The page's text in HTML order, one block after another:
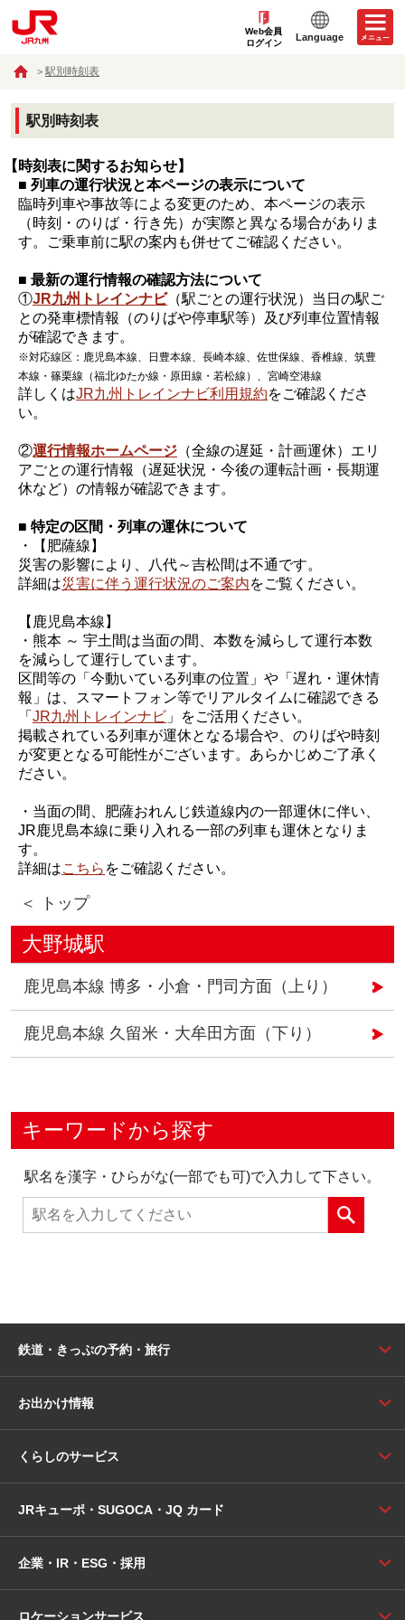
Web会員
ログイン
Language
駅別時刻表
駅別時刻表
【時刻表に関するお知らせ】
■ 列車の運行状況と本ページの表示について
臨時列車や事故等による変更のため、本ページの表示
（時刻・のりば・行き先）が実際と異なる場合がありま
す。ご乗車前に駅の案内も併せてご確認ください。
■ 最新の運行情報の確認方法について
①JR九州トレインナビ（駅ごとの運行状況）当日の駅ご
との発車標情報（のりばや停車駅等）及び列車位置情報
が確認できます。
※対応線区：鹿児島本線、日豊本線、長崎本線、佐世保線、香椎線、筑豊
本線・篠栗線（福北ゆたか線・原田線・若松線）、宮崎空港線
詳しくはJR九州トレインナビ利用規約をご確認くださ
い。
②運行情報ホームページ （全線の遅延・計画運休）エリ
アごとの運行情報（遅延状況・今後の運転計画・長期運
休など）の情報が確認できます。
■ 特定の区間・列車の運休について
・【肥薩線】
災害の影響により、八代～吉松間は不通です。
詳細は災害に伴う運行状況のご案内をご覧ください。
【鹿児島本線】
・熊本 ～ 宇土間は当面の間、本数を減らして運行本数
を減らして運行しています。
区間等の「今動いている列車の位置」や「遅れ・運休情
報」は、スマートフォン等でリアルタイムに確認できる
「JR九州トレインナビ 」をご活用ください。
掲載されている列車が運休となる場合や、のりばや時刻
が変更となる可能性がございます。あらかじめご了承く
ださい。
・当面の間、肥薩おれんじ鉄道線内の一部運休に伴い、
JR鹿児島本線に乗り入れる一部の列車も運休となりま
す。
詳細はこちら をご確認ください。
＜ トップ
大野城駅
鹿児島本線 博多・小倉・門司方面（上り）
鹿児島本線 久留米・大牟田方面（下り）
キーワードから探す
駅名を漢字・ひらがな(一部でも可)で入力して下さい。
鉄道・きっぷの予約・旅行
お出かけ情報
くらしのサービス
JRキューポ・SUGOCA・JQ カード
企業・IR・ESG・採用
ロケーションサービス